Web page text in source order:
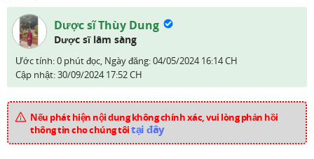
Dược sĩ Thùy Dung
Dược sĩ lâm sàng
Ước tính: 0 phút đọc, Ngày đăng:04/05/2024 16:14 CH
Cập nhật:30/09/2024 17:52 CH
Nếu phát hiện nội dung không chính xác, vui lòng phản hồi
thông tin cho chúng tôitại đây